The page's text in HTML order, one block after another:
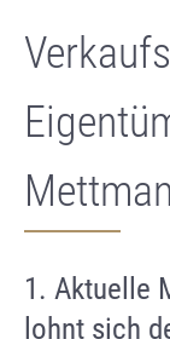
1. Aktuelle
lohnt sich